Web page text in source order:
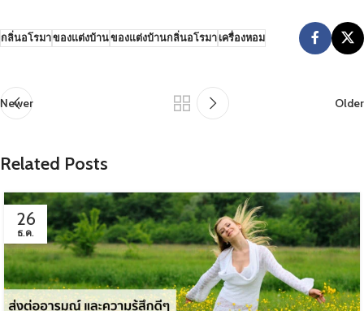
กลิ่นอโรมาของแต่งบ้านของแต่งบ้านกลิ่นอโรมาเครื่องหอม
Newer Older
Related Posts
26
ธ.ค.